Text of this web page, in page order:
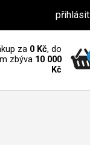
přihlásit
za 0 Kč, do
zbýva 10 000
Kč